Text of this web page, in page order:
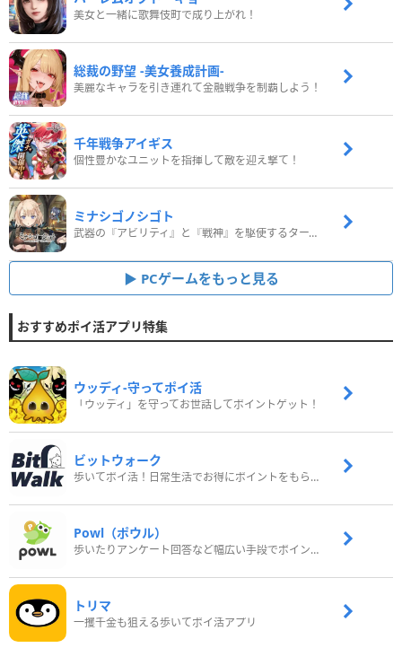
美女と一緒に歌舞伎町で成り上がれ！
総裁の野望 -美女養成計画-
美麗なキャラを引き連れて金融戦争を制覇しよう！
千年戦争アイギス
個性豊かなユニットを指揮して敵を迎え撃て！
ミナシゴノシゴト
武器の『アビリティ』と『戦神』を駆使するターン制コマンドバトルRPG！
PCゲームをもっと見る
おすすめポイ活アプリ特集
ウッディ‐守ってポイ活
「ウッディ」を守ってお世話してポイントゲット！
ビットウォーク
歩いてポイ活！日常生活でお得にポイントをもらおう
Powl（ポウル）
歩いたりアンケート回答など幅広い手段でポイントをゲット
トリマ
一攫千金も狙える歩いてポイ活アプリ